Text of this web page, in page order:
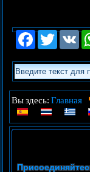
FacebookTwitterVK
Вы здесь:Главная